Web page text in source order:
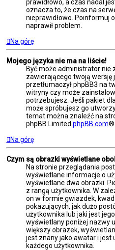
prawidłowo, a czas nadal
oznacza to, że czas na
nieprawidłowo. Poinformuj
naprawił problem.
Na górę
Mojego języka nie ma na liście!
Być może administrator nie
zawierającego twoją wersję
przetłumaczył phpBB3 na
witryny czy może
potrzebujesz. Jeśli pakiet
może spróbujesz go
temat można znaleźć na
phpBB Limited phpBB.com®
Na górę
Czym są obrazki wyświetlane
Na stronie przeglądania
wyświetlane informacje o
wyświetlane dwa obrazki.
z rangą użytkownika. W
on w formie gwiazdek,
pokazujących, jak dużo
użytkownika lub jaki jest
wyświetlany poniżej nazwy
większy obrazek,
jest znany jako awatar i jest
każdego użytkownika.